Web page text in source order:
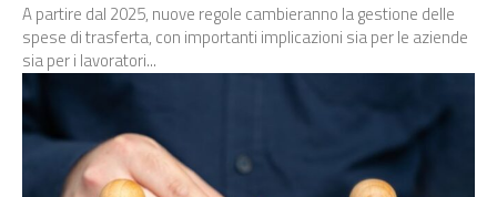
A partire dal 2025, nuove regole cambieranno la gestione delle
spese di trasferta, con importanti implicazioni sia per le aziende
sia per i lavoratori...